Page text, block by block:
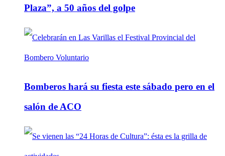
Plaza”, a 50 años del golpe
Bomberos hará su fiesta este sábado pero en el
salón de ACO